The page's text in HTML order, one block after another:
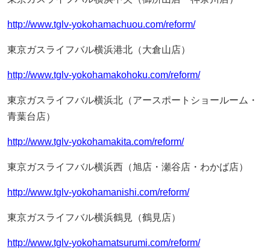
http://www.tglv-yokohamachuou.com/reform/
東京ガスライフバル横浜港北（大倉山店）
http://www.tglv-yokohamakohoku.com/reform/
東京ガスライフバル横浜北（アースポートショールーム・
青葉台店）
http://www.tglv-yokohamakita.com/reform/
東京ガスライフバル横浜西（旭店・瀬谷店・わかば店）
http://www.tglv-yokohamanishi.com/reform/
東京ガスライフバル横浜鶴見（鶴見店）
http://www.tglv-yokohamatsurumi.com/reform/